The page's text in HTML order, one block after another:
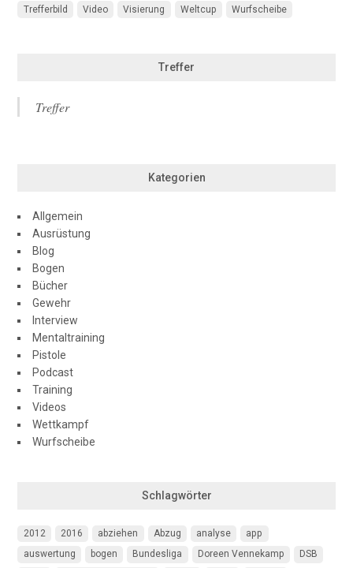
Trefferbild
Video Visierung Weltcup Wurfscheibe
Treffer
Treffer
Kategorien
Allgemein
Ausrüstung
Blog
Bogen
Bücher
Gewehr
Interview
Mentaltraining
Pistole
Podcast
Training
Videos
Wettkampf
Wurfscheibe
Schlagwörter
2012 2016 abziehen Abzug analyse
app
auswertung
bogen Bundesliga Doreen Vennekamp
DSB